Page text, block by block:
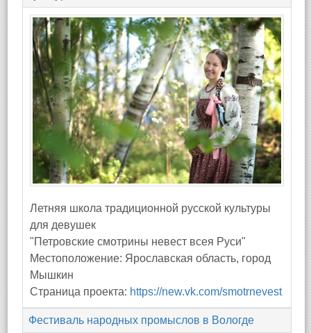
Летняя школа традиционной русской культуры
для девушек
"Петровские смотрины невест всея Руси"
Местоположение: Ярославская область, город
Мышкин
Страница проекта: https://new.vk.com/smotrnevest
Фестиваль народных промыслов в Вологде